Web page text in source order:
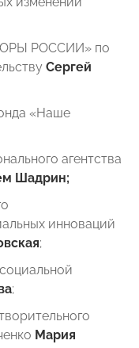
РОССИИ» по
Сергей
«Наше
агентства
Шадрин;
инноваций
;
;
Мария